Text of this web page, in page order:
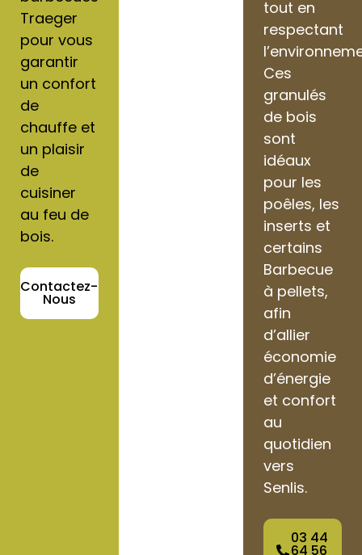
Traeger
pour vous
garantir
un confort
de
chauffe et
un plaisir
de
cuisiner
au feu de
bois.
Contactez-
Nous
tout en
respectant
Ces
granulés
de bois
sont
idéaux
pour les
poêles, les
inserts et
certains
Barbecue
à pellets,
afin
d’allier
économie
d’énergie
et confort
au
quotidien
vers
Senlis.
03 44
64 56